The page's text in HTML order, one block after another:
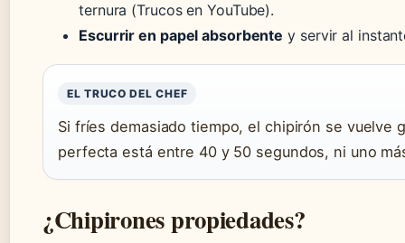
ternura (Trucos en YouTube).
Escurrir en papel absorbente y servir al
EL TRUCO DEL CHEF
Si fríes demasiado tiempo, el chipirón se vuelve
perfecta está entre 40 y 50 segundos, ni uno
¿Chipirones propiedades?